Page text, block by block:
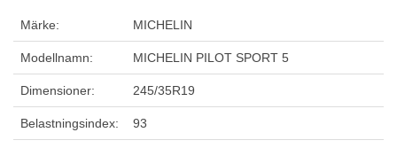
Märke: MICHELIN
Modellnamn: MICHELIN PILOT SPORT 5
Dimensioner: 245/35R19
Belastningsindex: 93